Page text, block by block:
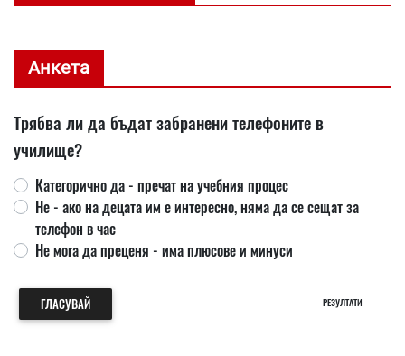
Анкета
Трябва ли да бъдат забранени телефоните в
училище?
Категорично да - пречат на учебния процес
Не - ако на децата им е интересно, няма да се сещат за
телефон в час
Не мога да преценя - има плюсове и минуси
ГЛАСУВАЙ РЕЗУЛТАТИ